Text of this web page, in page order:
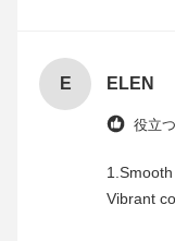
E ELEN
役立
Vibrant